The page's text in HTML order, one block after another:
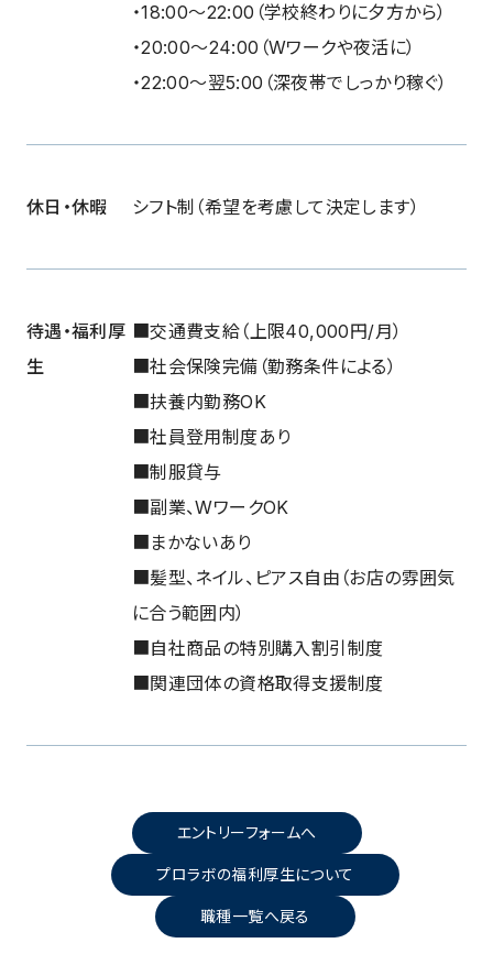
・18:00〜22:00（学校終わりに夕方から）
・20:00〜24:00（Wワークや夜活に）
・22:00〜翌5:00（深夜帯でしっかり稼ぐ）
休日・休暇 シフト制（希望を考慮して決定します）
待遇・福利厚
生
■交通費支給（上限40,000円/月）
■社会保険完備（勤務条件による）
■扶養内勤務OK
■社員登用制度あり
■制服貸与
■副業、WワークOK
■まかないあり
■髪型、ネイル、ピアス自由（お店の雰囲気
に合う範囲内）
■自社商品の特別購入割引制度
■関連団体の資格取得支援制度
エントリーフォームへ
プロラボの福利厚生について
職種一覧へ戻る